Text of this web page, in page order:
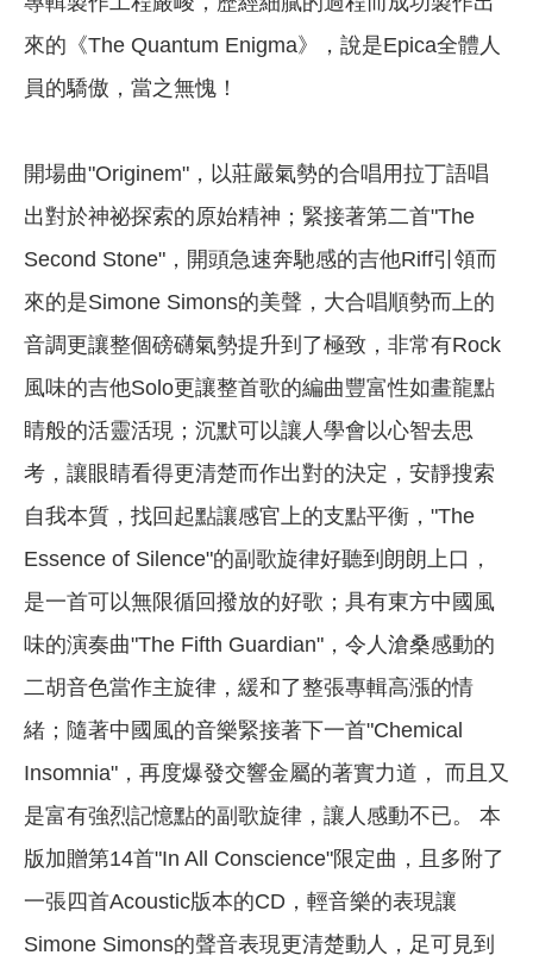
來的《The Quantum Enigma》，說是Epica全體人
員的驕傲，當之無愧！
開場曲"Originem"，以莊嚴氣勢的合唱用拉丁語唱
出對於神祕探索的原始精神；緊接著第二首"The
Second Stone"，開頭急速奔馳感的吉他Riff引領而
來的是Simone Simons的美聲，大合唱順勢而上的
音調更讓整個磅礴氣勢提升到了極致，非常有Rock
風味的吉他Solo更讓整首歌的編曲豐富性如畫龍點
睛般的活靈活現；沉默可以讓人學會以心智去思
考，讓眼睛看得更清楚而作出對的決定，安靜搜索
自我本質，找回起點讓感官上的支點平衡，"The
Essence of Silence"的副歌旋律好聽到朗朗上口，
是一首可以無限循回撥放的好歌；具有東方中國風
味的演奏曲"The Fifth Guardian"，令人滄桑感動的
二胡音色當作主旋律，緩和了整張專輯高漲的情
緒；隨著中國風的音樂緊接著下一首"Chemical
Insomnia"，再度爆發交響金屬的著實力道， 而且又
是富有強烈記憶點的副歌旋律，讓人感動不已。 本
版加贈第14首"In All Conscience"限定曲，且多附了
一張四首Acoustic版本的CD，輕音樂的表現讓
Simone Simons的聲音表現更清楚動人，足可見到